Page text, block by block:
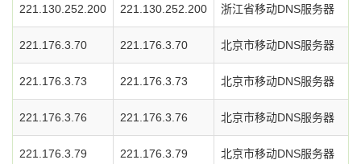
221.130.252.200 221.130.252.200 浙江省移动DNS服务器
221.176.3.70 221.176.3.70 北京市移动DNS服务器
221.176.3.73 221.176.3.73 北京市移动DNS服务器
221.176.3.76 221.176.3.76 北京市移动DNS服务器
221.176.3.79 221.176.3.79 北京市移动DNS服务器